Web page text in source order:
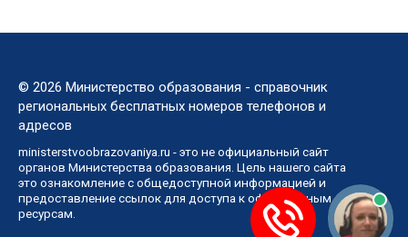
© 2026 Министерство образования - справочник
региональных бесплатных номеров телефонов и
адресов
ministerstvoobrazovaniya.ru - это не официальный сайт
органов Министерства образования. Цель нашего сайта
это ознакомление с общедоступной информацией и
предоставление ссылок для доступа к официальным
ресурсам.